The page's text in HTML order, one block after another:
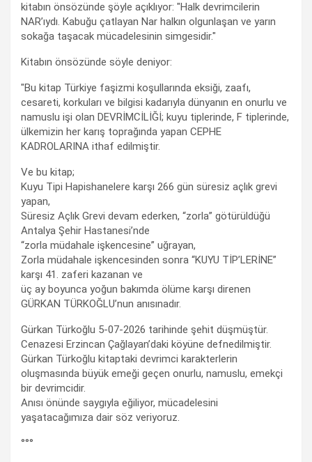
kitabın önsözünde şöyle açıklıyor: "Halk devrimcilerin
NAR’ıydı. Kabuğu çatlayan Nar halkın olgunlaşan ve yarın
sokağa taşacak mücadelesinin simgesidir."
Kitabın önsözünde söyle deniyor:
"Bu kitap Türkiye faşizmi koşullarında eksiği, zaafı,
cesareti, korkuları ve bilgisi kadarıyla dünyanın en onurlu ve
namuslu işi olan DEVRİMCİLİĞİ; kuyu tiplerinde, F tiplerinde,
ülkemizin her karış toprağında yapan CEPHE
KADROLARINA ithaf edilmiştir.
Ve bu kitap;
Kuyu Tipi Hapishanelere karşı 266 gün süresiz açlık grevi
yapan,
Süresiz Açlık Grevi devam ederken, “zorla” götürüldüğü
Antalya Şehir Hastanesi’nde
“zorla müdahale işkencesine” uğrayan,
Zorla müdahale işkencesinden sonra “KUYU TİP’LERİNE”
karşı 41. zaferi kazanan ve
üç ay boyunca yoğun bakımda ölüme karşı direnen
GÜRKAN TÜRKOĞLU’nun anısınadır.
Gürkan Türkoğlu 5-07-2026 tarihinde şehit düşmüştür.
Cenazesi Erzincan Çağlayan’daki köyüne defnedilmiştir.
Gürkan Türkoğlu kitaptaki devrimci karakterlerin
oluşmasında büyük emeği geçen onurlu, namuslu, emekçi
bir devrimcidir.
Anısı önünde saygıyla eğiliyor, mücadelesini
yaşatacağımıza dair söz veriyoruz.
°°°